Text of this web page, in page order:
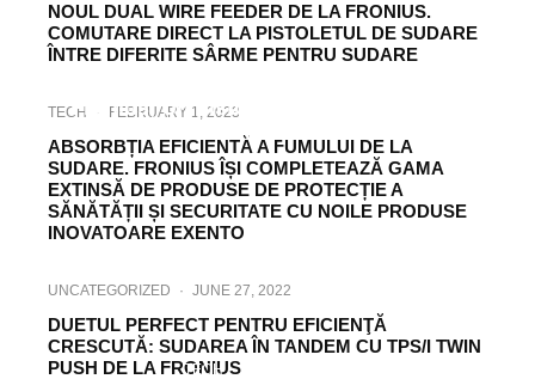
NOUL DUAL WIRE FEEDER DE LA FRONIUS.
COMUTARE DIRECT LA PISTOLETUL DE SUDARE
ÎNTRE DIFERITE SÂRME PENTRU SUDARE
Fronius, Un pistolet de sudare adecvat
pentru orice provocare
TECH FEBRUARY 1, 2023
ABSORBȚIA EFICIENTĂ A FUMULUI DE LA
SUDARE. FRONIUS ÎȘI COMPLETEAZĂ GAMA
EXTINSĂ DE PRODUSE DE PROTECȚIE A
SĂNĂTĂȚII ȘI SECURITATE CU NOILE PRODUSE
INOVATOARE EXENTO
UNCATEGORIZED · JUNE 27, 2022
DUETUL PERFECT PENTRU EFICIENŢĂ
CRESCUTĂ: SUDAREA ÎN TANDEM CU TPS/I TWIN
PUSH DE LA FRONIUS
TECH ·